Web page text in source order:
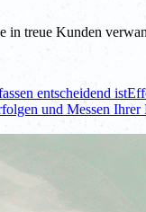
in treue Kunden
entscheidend ist
und Messen Ihrer